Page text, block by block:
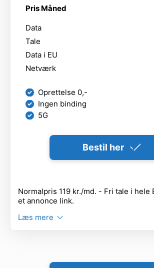
Pris Måned
Data
Tale
Data i EU
Netværk
Oprettelse 0,-
Ingen binding
5G
Bestil her
Normalpris 119 kr./md. - Fri tale i hele
et annonce link.
Læs mere